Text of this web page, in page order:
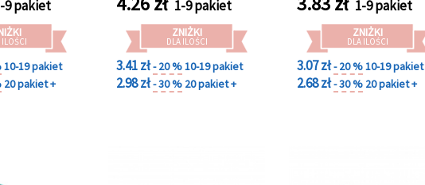
9 pakiet
ILOŚCI
10-19 pakiet
20 pakiet +
szt.
1-9 pakiet
ZNIŻKI
DLA ILOŚCI
3.41 zł- 20 %10-19 pakiet
2.98 zł- 30 % 20 pakiet +
1-9 pakiet
ZNIŻKI
DLA ILOŚCI
3.07 zł- 20 %10-19 pakiet
2.68 zł- 30 % 20 pakiet +